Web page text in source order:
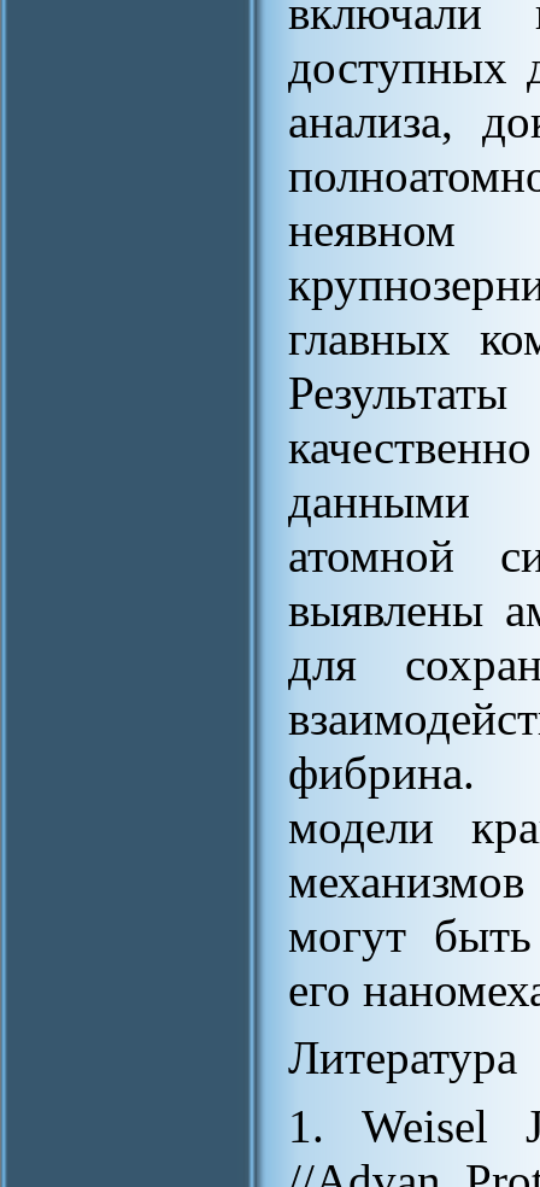
включали
доступных
анализа,
неявном
главных
данными
атомной
выявлены
для
фибрина.
модели
могут
его
Литература
1. Weisel